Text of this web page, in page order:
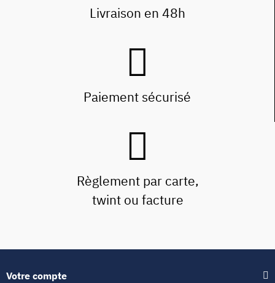
Livraison en 48h
Paiement sécurisé
Règlement par carte,
twint ou facture
Votre compte